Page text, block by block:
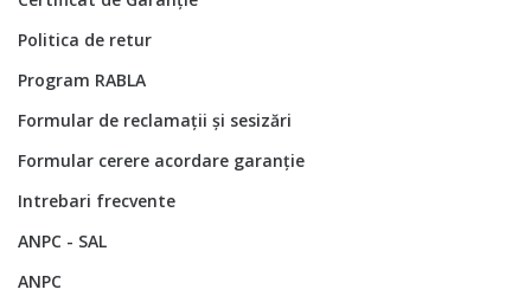
Politica de retur
Program RABLA
Formular de reclamații și sesizări
Formular cerere acordare garanție
Intrebari frecvente
ANPC - SAL
ANPC